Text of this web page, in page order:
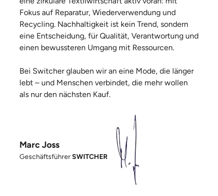
Fokus auf Reparatur, Wiederverwendung und
Recycling. Nachhaltigkeit ist kein Trend, sondern
eine Entscheidung, für Qualität, Verantwortung und
einen bewussteren Umgang mit Ressourcen.
Bei Switcher glauben wir an eine Mode, die länger
lebt – und Menschen verbindet, die mehr wollen
als nur den nächsten Kauf.
Marc Joss
GeschäftsführerSWITCHER